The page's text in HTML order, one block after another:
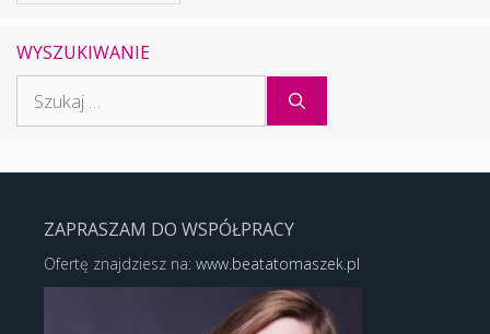
WYSZUKIWANIE
ZAPRASZAM DO WSPÓŁPRACY
Ofertę znajdziesz na: www.beatatomaszek.pl